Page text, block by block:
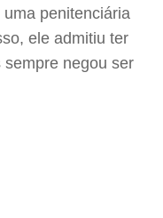
penitenciária
ele admitiu ter
negou ser